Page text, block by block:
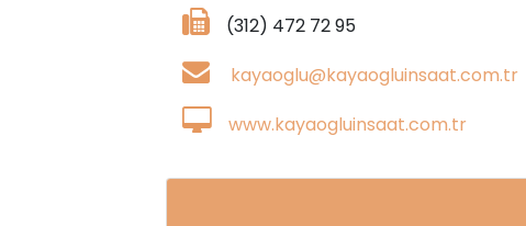
(312) 472 72 95
kayaoglu@kayaogluinsaat.com.tr
www.kayaogluinsaat.com.tr